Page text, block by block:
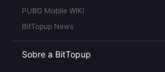
PUBG Mobile WIKI
BitTopup News
Sobre a BitTopup